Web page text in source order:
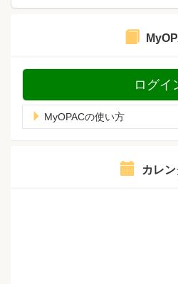
ログイ
MyOPACの使い方
カレ